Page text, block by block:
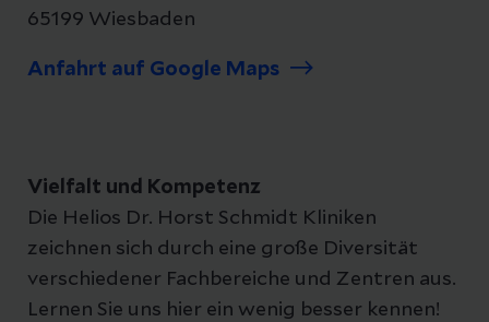
65199 Wiesbaden
Anfahrt auf Google Maps
Vielfalt und Kompetenz
Die Helios Dr. Horst Schmidt Kliniken
zeichnen sich durch eine große Diversität
verschiedener Fachbereiche und Zentren aus.
Lernen Sie uns hier ein wenig besser kennen!